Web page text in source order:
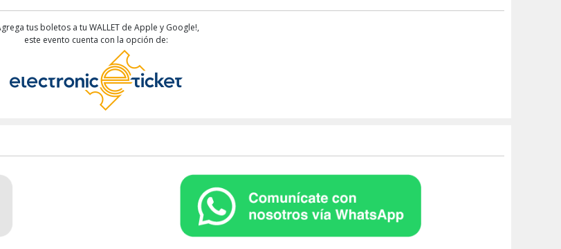
tus boletos a tu WALLET de Apple y Google!,
este evento cuenta con la opción de: